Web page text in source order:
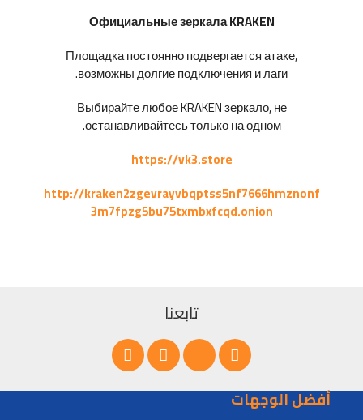
Официальные зеркала KRAKEN
Площадка постоянно подвергается атаке,
возможны долгие подключения и лаги.
Выбирайте любое KRAKEN зеркало, не
останавливайтесь только на одном.
https://vk3.store
http://kraken2zgevrayvbqptss5nf7666hmznonf
3m7fpzg5bu75txmbxfcqd.onion
تابعنا
أفضل الوجهات